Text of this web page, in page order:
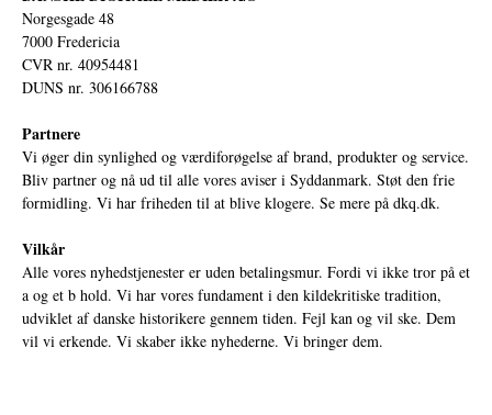
Norgesgade 48
7000 Fredericia
CVR nr. 40954481
DUNS nr. 306166788
Partnere
Vi øger din synlighed og værdiforøgelse af brand, produkter og service.
Bliv partner og nå ud til alle vores aviser i Syddanmark. Støt den frie
formidling. Vi har friheden til at blive klogere. Se mere på dkq.dk.
Vilkår
Alle vores nyhedstjenester er uden betalingsmur. Fordi vi ikke tror på et
a og et b hold. Vi har vores fundament i den kildekritiske tradition,
udviklet af danske historikere gennem tiden. Fejl kan og vil ske. Dem
vil vi erkende. Vi skaber ikke nyhederne. Vi bringer dem.